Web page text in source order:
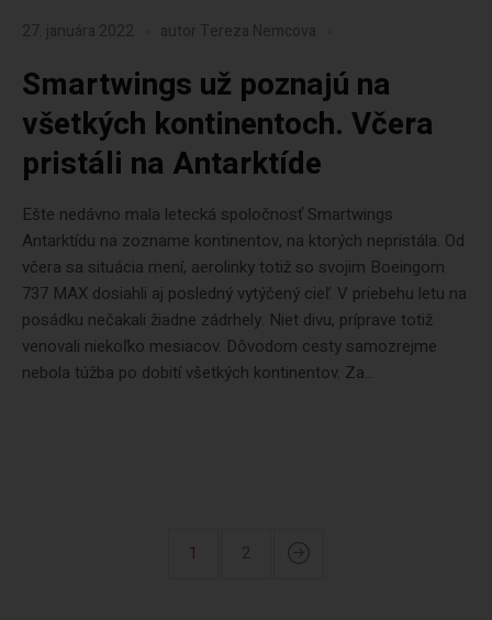
27. januára 2022 autor Tereza Nemcova
Smartwings už poznajú na
všetkých kontinentoch. Včera
pristáli na Antarktíde
Ešte nedávno mala letecká spoločnosť Smartwings
Antarktídu na zozname kontinentov, na ktorých nepristála. Od
včera sa situácia mení, aerolinky totiž so svojim Boeingom
737 MAX dosiahli aj posledný vytýčený cieľ. V priebehu letu na
posádku nečakali žiadne zádrhely. Niet divu, príprave totiž
venovali niekoľko mesiacov. Dôvodom cesty samozrejme
nebola túžba po dobití všetkých kontinentov. Za...
1 2